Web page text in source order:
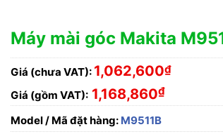
Máy mài góc Makita
Giá (chưa VAT): 1,062,600₫
Giá (gồm VAT): 1,168,860₫
Model / Mã đặt hàng: M9511B